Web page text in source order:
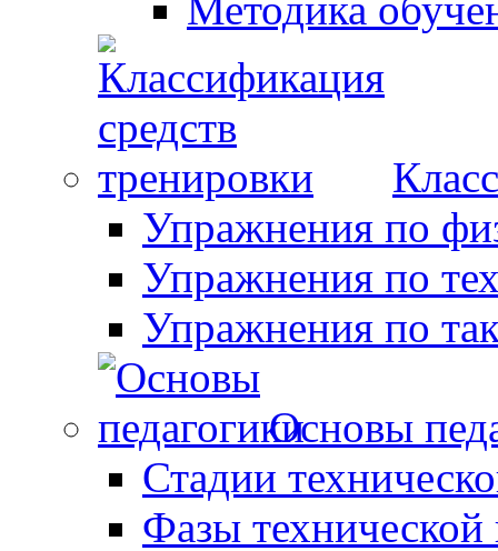
Упражнения по
Упражнения по
Упражнения по
Основы
Стадии
Фазы технической